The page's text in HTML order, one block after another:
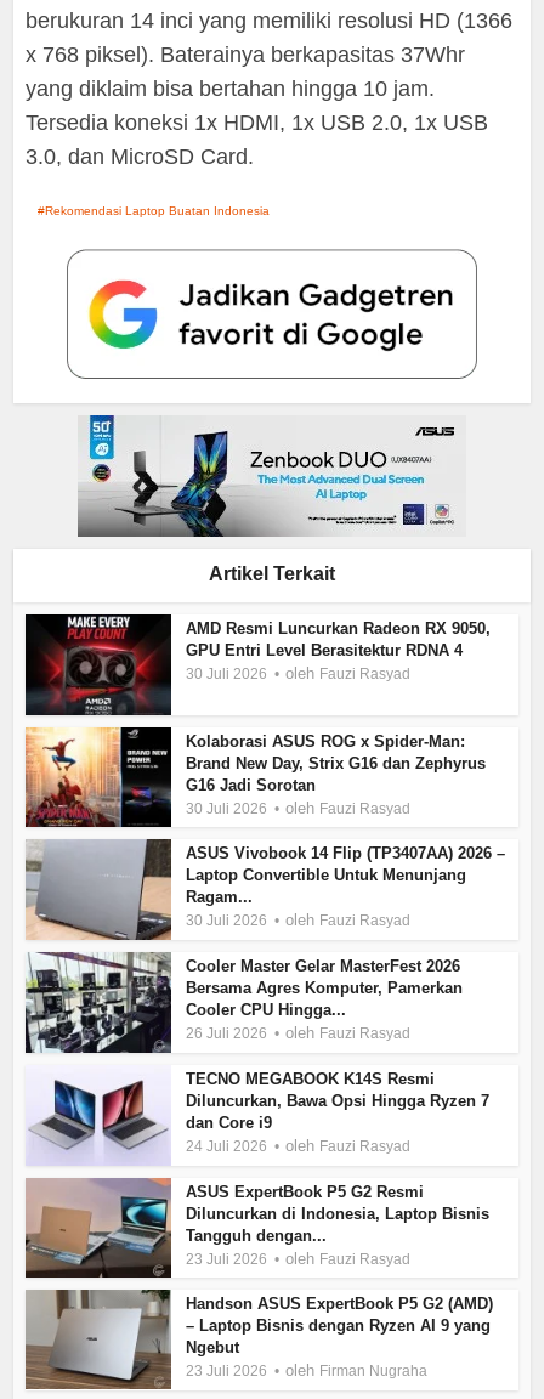
berukuran 14 inci yang memiliki resolusi HD (1366
x 768 piksel). Baterainya berkapasitas 37Whr
yang diklaim bisa bertahan hingga 10 jam.
Tersedia koneksi 1x HDMI, 1x USB 2.0, 1x USB
3.0, dan MicroSD Card.
Rekomendasi Laptop Buatan Indonesia
Artikel Terkait
AMD Resmi Luncurkan Radeon RX 9050,
GPU Entri Level Berasitektur RDNA 4
30 Juli 2026 oleh Fauzi Rasyad
Kolaborasi ASUS ROG x Spider-Man:
Brand New Day, Strix G16 dan Zephyrus
G16 Jadi Sorotan
30 Juli 2026 oleh Fauzi Rasyad
ASUS Vivobook 14 Flip (TP3407AA) 2026 –
Laptop Convertible Untuk Menunjang
Ragam...
30 Juli 2026 oleh Fauzi Rasyad
Cooler Master Gelar MasterFest 2026
Bersama Agres Komputer, Pamerkan
Cooler CPU Hingga...
26 Juli 2026 oleh Fauzi Rasyad
TECNO MEGABOOK K14S Resmi
Diluncurkan, Bawa Opsi Hingga Ryzen 7
dan Core i9
24 Juli 2026 oleh Fauzi Rasyad
ASUS ExpertBook P5 G2 Resmi
Diluncurkan di Indonesia, Laptop Bisnis
Tangguh dengan...
23 Juli 2026 oleh Fauzi Rasyad
Handson ASUS ExpertBook P5 G2 (AMD)
– Laptop Bisnis dengan Ryzen AI 9 yang
Ngebut
23 Juli 2026 oleh Firman Nugraha